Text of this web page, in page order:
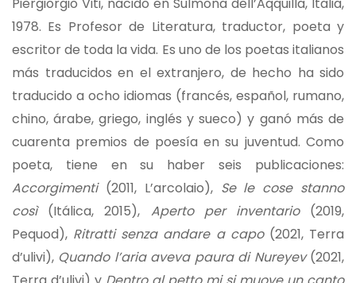
Piergiorgio Viti, nacido en Sulmona dell’Aqquilla, Italia,
1978. Es Profesor de Literatura, traductor, poeta y
escritor de toda la vida. Es uno de los poetas italianos
más traducidos en el extranjero, de hecho ha sido
traducido a ocho idiomas (francés, español, rumano,
chino, árabe, griego, inglés y sueco) y ganó más de
cuarenta premios de poesía en su juventud. Como
poeta, tiene en su haber seis publicaciones:
Accorgimenti(2011, L’arcolaio), Se le cose stanno
così(Itálica, 2015), Aperto per inventario(2019,
Pequod), Ritratti senza andare a capo(2021, Terra
d’ulivi), Quando l’aria aveva paura di Nureyev(2021,